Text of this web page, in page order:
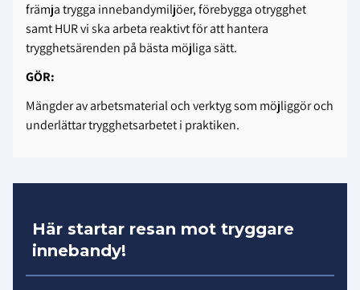
främja trygga innebandymiljöer, förebygga otrygghet
samt HUR vi ska arbeta reaktivt för att hantera
trygghetsärenden på bästa möjliga sätt.
GÖR:
Mängder av arbetsmaterial och verktyg som möjliggör och
underlättar trygghetsarbetet i praktiken.
Här startar resan mot tryggare
innebandy!